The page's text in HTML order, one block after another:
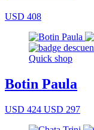
USD 408
Quick shop
Botin Paula
USD 424 USD 297